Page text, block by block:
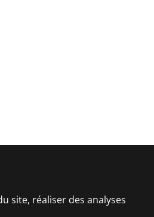
site, réaliser des analyses